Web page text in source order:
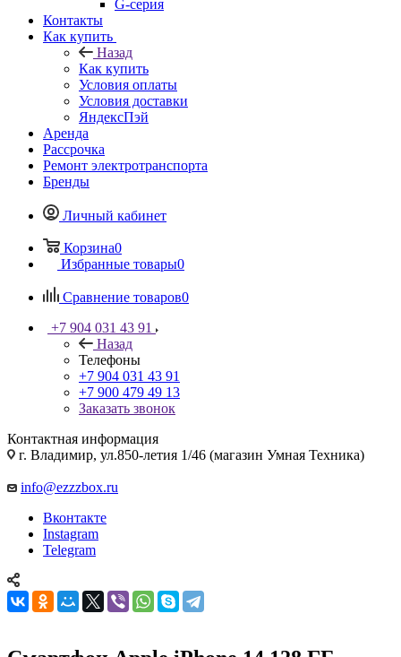
G-серия
Контакты
Как купить
Назад
Как купить
Условия оплаты
Условия доставки
ЯндексПэй
Аренда
Рассрочка
Ремонт электротранспорта
Бренды
Личный кабинет
Корзина0
Избранные товары0
Сравнение товаров0
+7 904 031 43 91
Назад
Телефоны
+7 904 031 43 91
+7 900 479 49 13
Заказать звонок
Контактная информация
г. Владимир, ул.850-летия 1/46 (магазин Умная Техника)
info@ezzzbox.ru
Вконтакте
Instagram
Telegram